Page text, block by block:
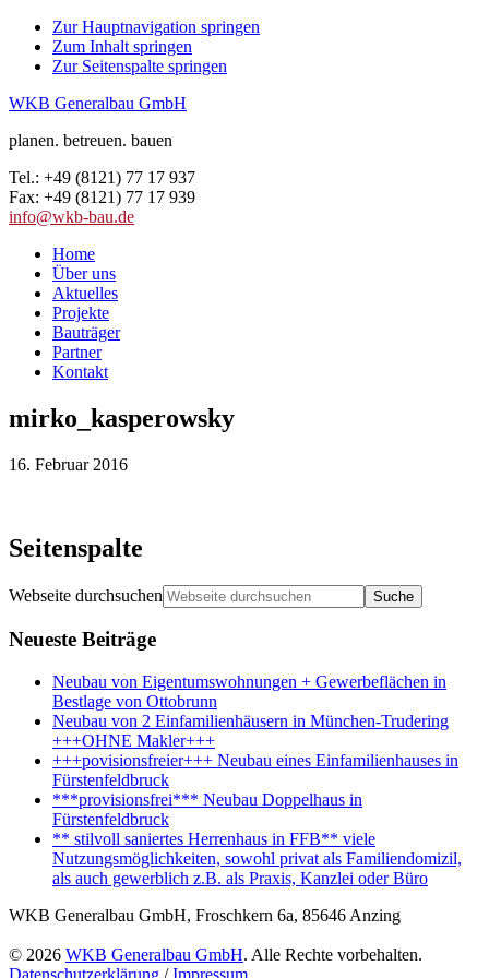
Zur Hauptnavigation springen
Zum Inhalt springen
Zur Seitenspalte springen
WKB Generalbau GmbH
planen. betreuen. bauen
Tel.: +49 (8121) 77 17 937
Fax: +49 (8121) 77 17 939
info@wkb-bau.de
Home
Über uns
Aktuelles
Projekte
Bauträger
Partner
Kontakt
mirko_kasperowsky
16. Februar 2016
Seitenspalte
Webseite durchsuchen
Neueste Beiträge
Neubau von Eigentumswohnungen + Gewerbeflächen in
Bestlage von Ottobrunn
Neubau von 2 Einfamilienhäusern in München-Trudering
+++OHNE Makler+++
+++povisionsfreier+++ Neubau eines Einfamilienhauses in
Fürstenfeldbruck
***provisionsfrei*** Neubau Doppelhaus in
Fürstenfeldbruck
** stilvoll saniertes Herrenhaus in FFB** viele
Nutzungsmöglichkeiten, sowohl privat als Familiendomizil,
als auch gewerblich z.B. als Praxis, Kanzlei oder Büro
WKB Generalbau GmbH, Froschkern 6a, 85646 Anzing
© 2026 WKB Generalbau GmbH. Alle Rechte vorbehalten.
Datenschutzerklärung /Impressum